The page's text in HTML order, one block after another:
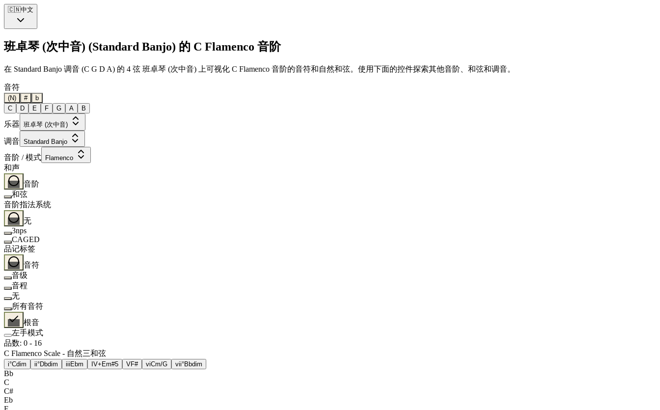
🇨🇳中文
班卓琴 (次中音) (Standard Banjo) 的 C Flamenco 音阶
在 Standard Banjo 调音 (C G D A) 的 4 弦 班卓琴 (次中音) 上可视化 C Flamenco 音阶的音符和自然和弦。使用下面的控件探索其他音阶、和弦和调音。
音符
(N) #
b
C
D E F G A B
乐器 班卓琴 (次中音)
调音 Standard Banjo
音阶 / 模式 Flamenco
和声
音阶
和弦
音阶指法系统
无
3nps
CAGED
品记标签
音符
音级
音程
无
所有音符
根音
左手模式
品数: 0 - 16
C Flamenco Scale - 自然三和弦
i°Cdim ii°Dbdim iii Ebm IV+ Em#5 VF# viCm/G vii°Bbdim
Bb
C
C#
Eb